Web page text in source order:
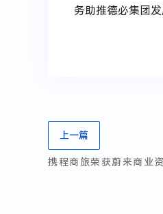
务助推德必集团发
上一篇
携程商旅荣获蔚来商业